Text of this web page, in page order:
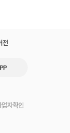
토스페이